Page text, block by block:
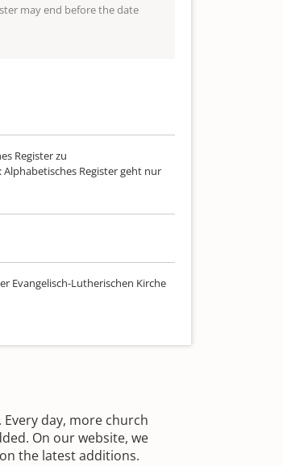
may end before the date
Register zu
Register geht nur
Evangelisch-Lutherischen Kirche
day, more church
On our website, we
the latest additions.